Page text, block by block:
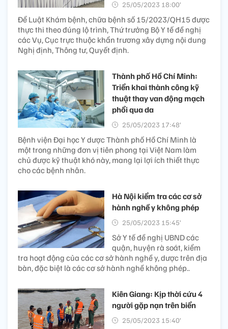
25/05/2023 18:00’
Để Luật Khám bệnh, chữa bệnh số 15/2023/QH15 được
thực thi theo đúng lộ trình, Thứ trưởng Bộ Y tế đề nghị
các Vụ, Cục trực thuộc khẩn trương xây dựng nội dung
Nghị định, Thông tư, Quyết định.
Thành phố Hồ Chí Minh:
Triển khai thành công kỹ
thuật thay van động mạch
phổi qua da
25/05/2023 17:48’
Bệnh viện Đại học Y dược Thành phố Hồ Chí Minh là
một trong những đơn vị tiên phong tại Việt Nam làm
chủ được kỹ thuật khó này, mang lại lợi ích thiết thực
cho các bệnh nhân.
Hà Nội kiểm tra các cơ sở
hành nghề y không phép
25/05/2023 15:45’
Sở Y tế đề nghị UBND các
quận, huyện rà soát, kiểm
tra hoạt động của các cơ sở hành nghề y, dược trên địa
bàn, đặc biệt là các cơ sở hành nghề không phép..
Kiên Giang: Kịp thời cứu 4
người gặp nạn trên biển
25/05/2023 15:40’